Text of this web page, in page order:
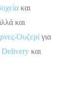
και
και
Ουζερί για
Delivery και